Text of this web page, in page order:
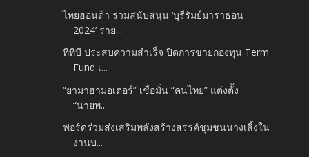
ไทยฮอนด้า ร่วมสนับสนุน ‘บุรีรัมย์มาราธอน
2024’ ราย...
ทีทีบี ประสบความสำเร็จ ปิดการขายกองทุน Term
Fund เ...
“ยามาฮ่ามอเตอร์” เชื่อมั่น “คนไทย” แต่งตั้ง
“นายพ...
ฟอร์ดร่วมส่งเสริมพลังสร้างสรรค์ชุมชนนางเลิ้งใน
งานบ...